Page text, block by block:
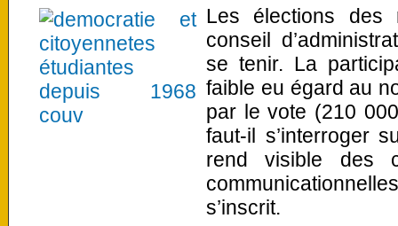
Les élections des
conseil
se tenir. La
faible eu égard au
par le vote (210
faut-il s’interroger
rend visible des
s’inscrit.